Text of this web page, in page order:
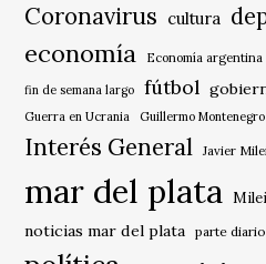
Coronavirus cultura
economía Economía argentina
fin de semana largo fútbol
Guerra en Ucrania Guillermo Montenegro
Interés General Javier
mar del plata Milei
noticias mar del plata
parte diario